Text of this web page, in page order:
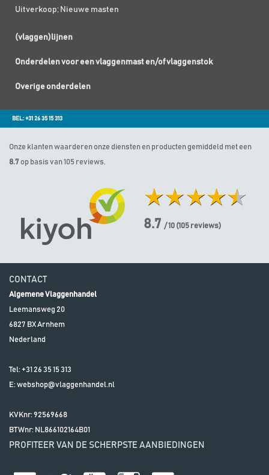
Uitverkoop; Nieuwe masten
(vlaggen)lijnen
Onderdelen voor een vlaggenmast en/of vlaggenstok
Overige onderdelen
BEL: +31 26 35 15 313
Onze klanten waarderen onze diensten en producten gemiddeld met een
8.7 op basis van 105 reviews.
8.7 / 10 (105 reviews)
CONTACT
Algemene Vlaggenhandel
Leemansweg 20
6827 BXArnhem
Nederland
Tel: +31 26 35 15 313
E:webshop@vlaggenhandel.nl
KVKnr: 92569668
BTWnr: NL866102164B01
PROFITEER VAN DE SCHERPSTE AANBIEDINGEN